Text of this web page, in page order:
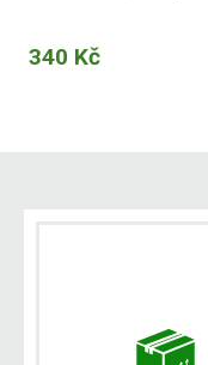
340 Kč